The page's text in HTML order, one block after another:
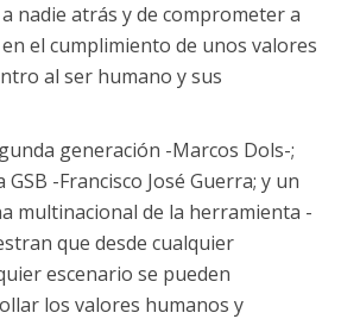
nadie atrás y de comprometer a
el cumplimiento de unos valores
al ser humano y sus
generación -Marcos Dols-;
-Francisco José Guerra; y un
multinacional de la herramienta -
que desde cualquier
escenario se pueden
los valores humanos y